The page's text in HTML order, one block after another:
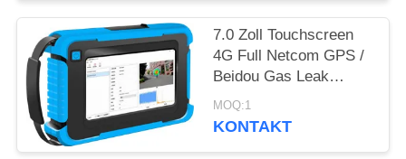
7.0 Zoll Touchscreen
4G Full Netcom GPS /
Beidou Gas Leak
Akustik-Imager HAI-
100
MOQ:1
KONTAKT